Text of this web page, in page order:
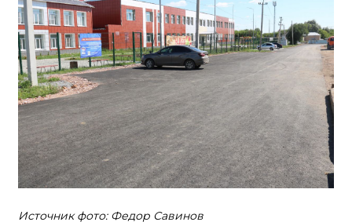
Источник фото: Федор Савинов